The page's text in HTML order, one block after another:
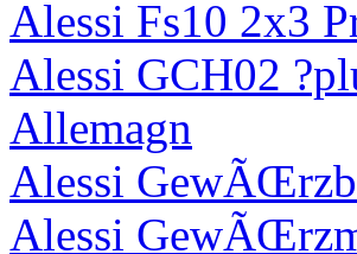
Alessi Fs10 2x3
Alessi GCH02
Allemagn
Alessi
Alessi